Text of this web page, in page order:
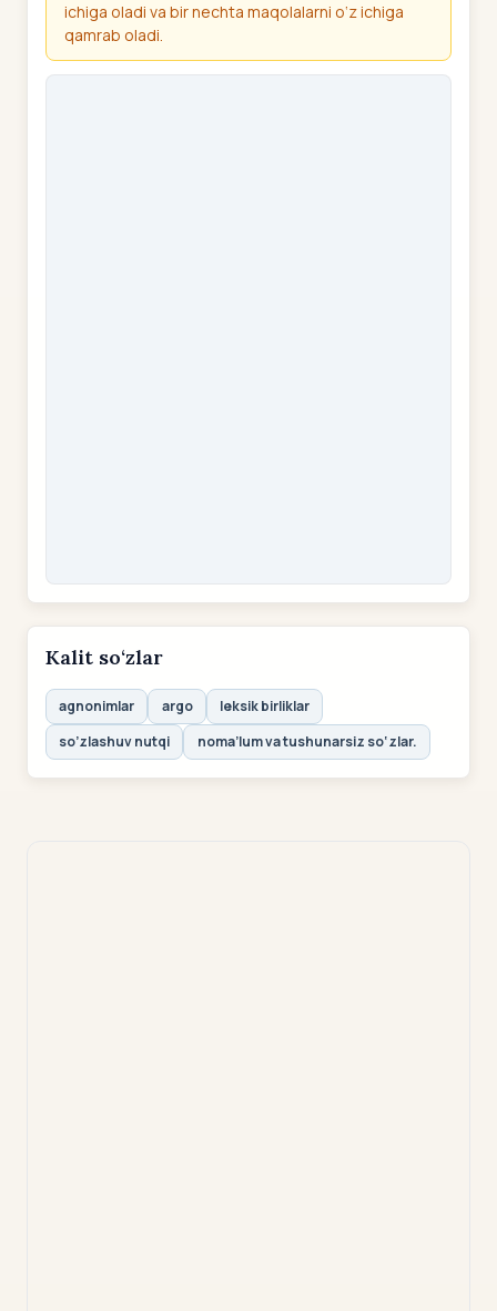
ichiga oladi va bir nechta maqolalarni o‘z ichiga
qamrab oladi.
Kalit so‘zlar
agnonimlar argo
leksik birliklar
so’zlashuv nutqi
noma’lum va tushunarsiz so‘zlar.